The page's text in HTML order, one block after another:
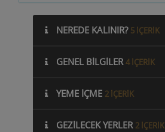
NEREDE KALINIR? 5 IÇERIK
GENEL BILGILER4 IÇERIK
YEME İÇME 2 IÇERIK
GEZILECEK YERLER 2 IÇERIK